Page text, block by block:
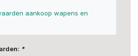
aankoop wapens en
*